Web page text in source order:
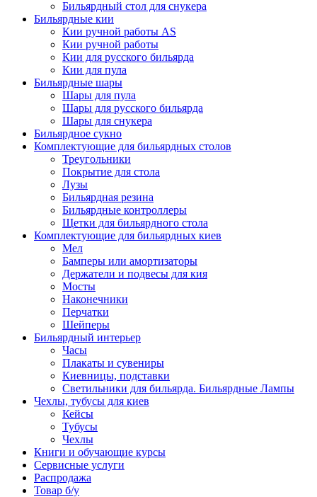
Бильярдный стол для снукера
Бильярдные кии
Кии ручной работы AS
Кии ручной работы
Кии для русского бильярда
Кии для пула
Бильярдные шары
Шары для пула
Шары для русского бильярда
Шары для снукера
Бильярдное сукно
Комплектующие для бильярдных столов
Треугольники
Покрытие для стола
Лузы
Бильярдная резина
Бильярдные контроллеры
Щетки для бильярдного стола
Комплектующие для бильярдных киев
Мел
Бамперы или амортизаторы
Держатели и подвесы для кия
Мосты
Наконечники
Перчатки
Шейперы
Бильярдный интерьер
Часы
Плакаты и сувениры
Киевницы, подставки
Светильники для бильярда. Бильярдные Лампы
Чехлы, тубусы для киев
Кейсы
Тубусы
Чехлы
Книги и обучающие курсы
Сервисные услуги
Распродажа
Товар б/у